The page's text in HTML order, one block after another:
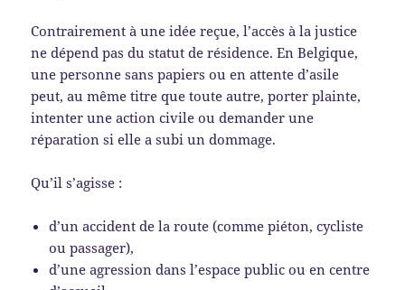
Contrairement à une idée reçue, l’accès à la justice
ne dépend pas du statut de résidence. En Belgique,
une personne sans papiers ou en attente d’asile
peut, au même titre que toute autre, porter plainte,
intenter une action civile ou demander une
réparation si elle a subi un dommage.
Qu’il s’agisse :
d’un accident de la route (comme piéton, cycliste
ou passager),
d’une agression dans l’espace public ou en centre